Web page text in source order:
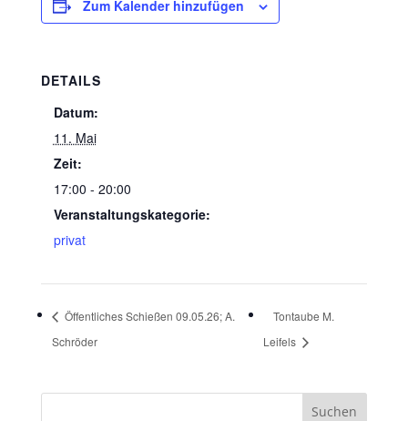
Zum Kalender hinzufügen
DETAILS
Datum:
11. Mai
Zeit:
17:00 - 20:00
Veranstaltungskategorie:
privat
Öffentliches Schießen 09.05.26; A.
Schröder
Tontaube M.
Leifels
Suchen